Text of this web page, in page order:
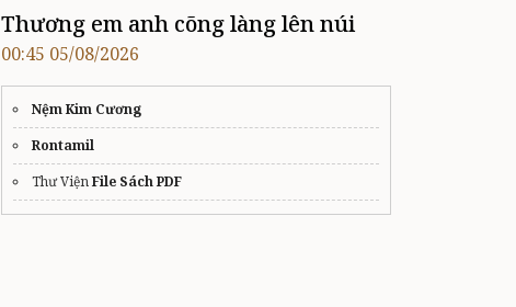
Thương em anh cõng làng lên núi
00:45 05/08/2026
Nệm Kim Cương
Rontamil
Thư ViệnFile Sách PDF